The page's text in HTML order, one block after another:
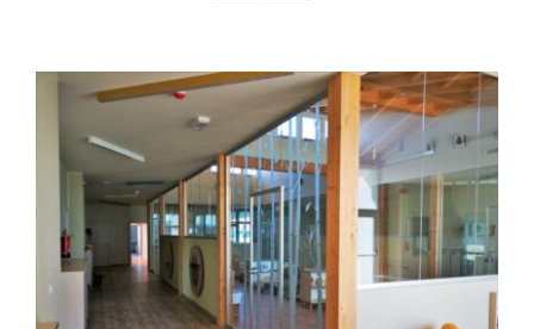
Showroom
Contattaci
Area riservata